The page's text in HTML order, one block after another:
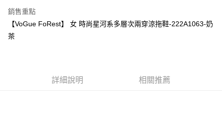
每筆NT$80，滿NT$1,000(含以上)免運費
銷售重點
【VoGue FoRest】 女 時尚星河系多層次兩穿涼拖鞋-222A1063-奶
茶
詳細說明 相關推薦